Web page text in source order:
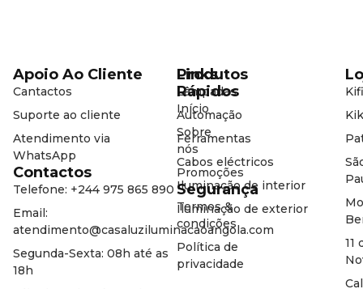
11
Produtos
Lâmpadas
Automação
Ferramentas
Cabos eléctricos
Iluminação de interior
Iluminação de exterior
Links
Rápidos
Início
Sobre
nós
Promoções
Segurança
Termos &
condições
Política de
privacidade
Apoio Ao Cliente
Cantactos
Suporte ao cliente
Atendimento via
WhatsApp
Contactos
Telefone: +244 975 865 890
Email:
atendimento@casaluziluminacaoangola.com
Segunda-Sexta: 08h até as
18h